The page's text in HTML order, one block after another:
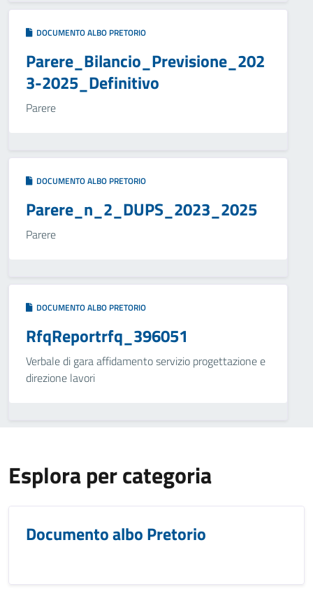
DOCUMENTO ALBO PRETORIO
Parere_Bilancio_Previsione_202
3-2025_Definitivo
Parere
DOCUMENTO ALBO PRETORIO
Parere_n_2_DUPS_2023_2025
Parere
DOCUMENTO ALBO PRETORIO
RfqReportrfq_396051
Verbale di gara affidamento servizio progettazione e
direzione lavori
Esplora per categoria
Documento albo Pretorio